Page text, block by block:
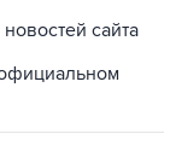
сайта